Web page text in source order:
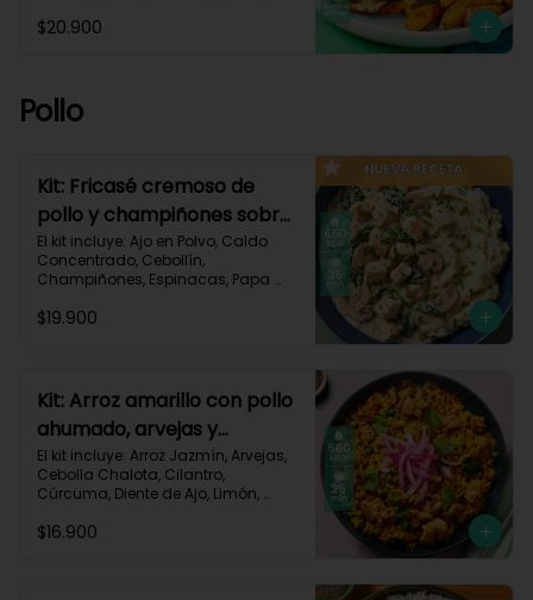
Hamburguesa brioche, Papa
1080 kcal | Carbohidratos 87g |
$20.900
Pollo
Kit: Fricasé cremoso de
pollo y champiñones sobre
puré de papa y espinacas-
152
El kit incluye: Ajo en Polvo, Caldo
Concentrado, Cebollín,
Champiñones, Espinacas, Papa
Pechuga de Pollo (foto 160g/p),
650 kcal	| Carbohidratos 52g |
Grasas 32g | Proteínas 41g
$19.900
Kit: Arroz amarillo con pollo
ahumado, arvejas y
cilantro-131
El kit incluye: Arroz Jazmín, Arvejas,
Cebolla Chalota, Cilantro,
Cúrcuma, Diente de Ajo, Limón,
160g/p), Tomate, Receta Impresa.
$16.900